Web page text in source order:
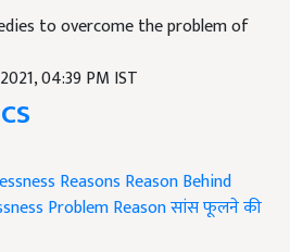
to overcome the problem of
04:39 PM IST
Reasons Reason Behind
Problem Reasonसांस फूलने की